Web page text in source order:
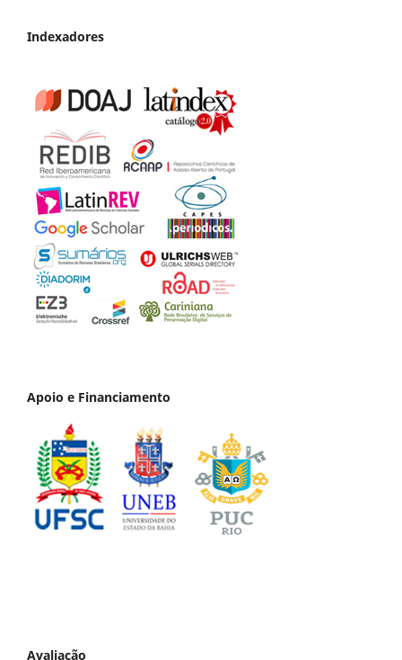
Indexadores
Apoio e Financiamento
Avaliação